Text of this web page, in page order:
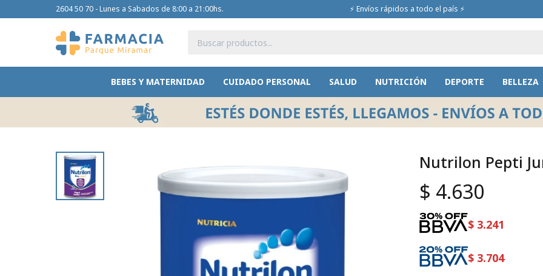
BEBES Y MATERNIDAD CUIDADO PERSONAL SALUD NUTRICIÓN DEPORTE BELLEZA
2604 50 70 - Lunes a Sabados de 8:00 a 21:00hs. ⚡ Envíos rápidos a todo el país ⚡
Nutrilon Pepti
$ 4.630
$ 3.241
$ 3.704